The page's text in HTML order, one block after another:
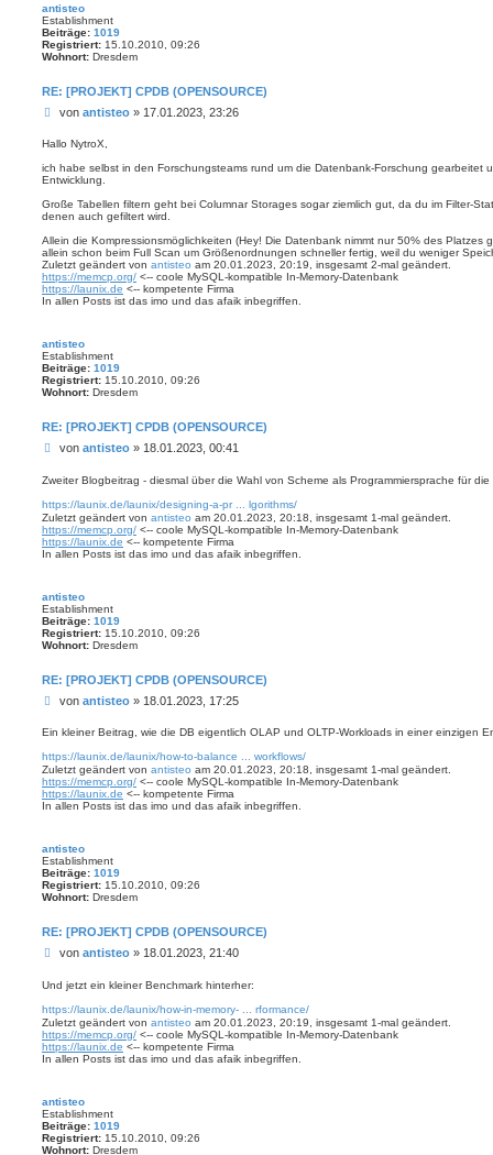
antisteo
Establishment
Beiträge: 1019
Registriert: 15.10.2010, 09:26
Wohnort: Dresdem
RE: [PROJEKT] CPDB (OPENSOURCE)
B
i
r
a
g
von antisteo» 17.01.2023, 23:26
Hallo NytroX,
ich habe selbst in den Forschungsteams rund um die Datenbank-Forschung gearbeitet
Entwicklung.
Große Tabellen filtern geht bei Columnar Storages sogar ziemlich gut, da du im Filter-
denen auch gefiltert wird.
Allein die Kompressionsmöglichkeiten (Hey! Die Datenbank nimmt nur 50% des Platzes
allein schon beim Full Scan um Größenordnungen schneller fertig, weil du weniger
Zuletzt geändert von antisteo am 20.01.2023, 20:19, insgesamt 2-mal geändert.
https://memcp.org/ <-- coole MySQL-kompatible In-Memory-Datenbank
https://launix.de <-- kompetente Firma
In allen Posts ist das imo und das afaik inbegriffen.
antisteo
Establishment
Beiträge: 1019
Registriert: 15.10.2010, 09:26
Wohnort: Dresdem
RE: [PROJEKT] CPDB (OPENSOURCE)
B
i
r
a
g
von antisteo» 18.01.2023, 00:41
Zweiter Blogbeitrag - diesmal über die Wahl von Scheme als Programmiersprache für
https://launix.de/launix/designing-a-pr ... lgorithms/
Zuletzt geändert von antisteo am 20.01.2023, 20:18, insgesamt 1-mal geändert.
https://memcp.org/ <-- coole MySQL-kompatible In-Memory-Datenbank
https://launix.de <-- kompetente Firma
In allen Posts ist das imo und das afaik inbegriffen.
antisteo
Establishment
Beiträge: 1019
Registriert: 15.10.2010, 09:26
Wohnort: Dresdem
RE: [PROJEKT] CPDB (OPENSOURCE)
B
i
r
a
g
von antisteo» 18.01.2023, 17:25
Ein kleiner Beitrag, wie die DB eigentlich OLAP und OLTP-Workloads in einer einzigen
https://launix.de/launix/how-to-balance ... workflows/
Zuletzt geändert von antisteo am 20.01.2023, 20:18, insgesamt 1-mal geändert.
https://memcp.org/ <-- coole MySQL-kompatible In-Memory-Datenbank
https://launix.de <-- kompetente Firma
In allen Posts ist das imo und das afaik inbegriffen.
antisteo
Establishment
Beiträge: 1019
Registriert: 15.10.2010, 09:26
Wohnort: Dresdem
RE: [PROJEKT] CPDB (OPENSOURCE)
B
i
r
a
g
von antisteo» 18.01.2023, 21:40
Und jetzt ein kleiner Benchmark hinterher:
https://launix.de/launix/how-in-memory- ... rformance/
Zuletzt geändert von antisteo am 20.01.2023, 20:19, insgesamt 1-mal geändert.
https://memcp.org/ <-- coole MySQL-kompatible In-Memory-Datenbank
https://launix.de <-- kompetente Firma
In allen Posts ist das imo und das afaik inbegriffen.
antisteo
Establishment
Beiträge: 1019
Registriert: 15.10.2010, 09:26
Wohnort: Dresdem